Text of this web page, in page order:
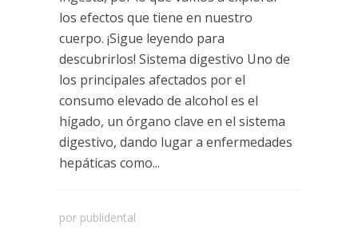
los efectos que tiene en nuestro
cuerpo. ¡Sigue leyendo para
descubrirlos! Sistema digestivo Uno de
los principales afectados por el
consumo elevado de alcohol es el
hígado, un órgano clave en el sistema
digestivo, dando lugar a enfermedades
hepáticas como...
por publidental